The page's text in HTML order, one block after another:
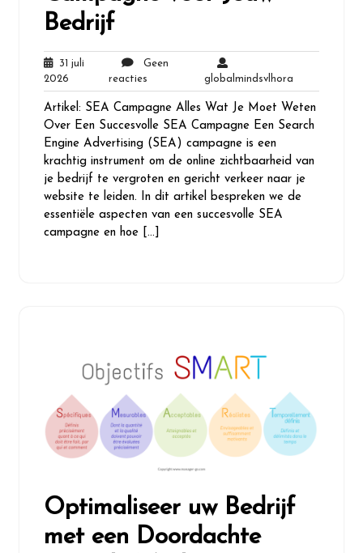
Bedrijf
31 juli
2026
juli
2026
Geen
reactiesGeen
reacties
globalmindsvlhora
Artikel: SEA Campagne Alles Wat Je Moet Weten
Over Een Succesvolle SEA Campagne Een Search
Engine Advertising (SEA) campagne is een
krachtig instrument om de online zichtbaarheid van
je bedrijf te vergroten en gericht verkeer naar je
website te leiden. In dit artikel bespreken we de
essentiële aspecten van een succesvolle SEA
campagne en hoe […]
Optimaliseer uw Bedrijf
met een Doordachte